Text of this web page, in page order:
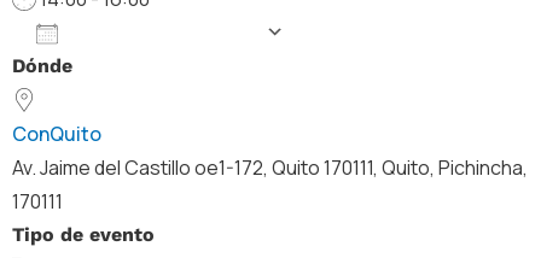
Descargar ICS
Dónde
ConQuito
Av. Jaime del Castillo oe1-172, Quito 170111, Quito, Pichincha,
170111
Tipo de evento